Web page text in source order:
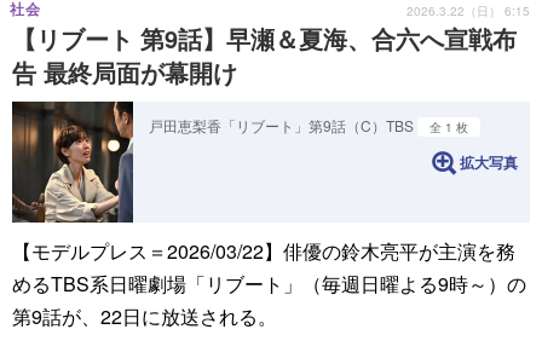
【リブート 第9話】早瀬＆夏海、合六へ宣戦布
告 最終局面が幕開け
社会 2026.3.22（日） 6:15
戸田恵梨香「リブート」第9話（C）TBS 全 1 枚
拡大写真
【モデルプレス＝2026/03/22】俳優の鈴木亮平が主演を務
めるTBS系日曜劇場「リブート」（毎週日曜よる9時～）の
第9話が、22日に放送される。